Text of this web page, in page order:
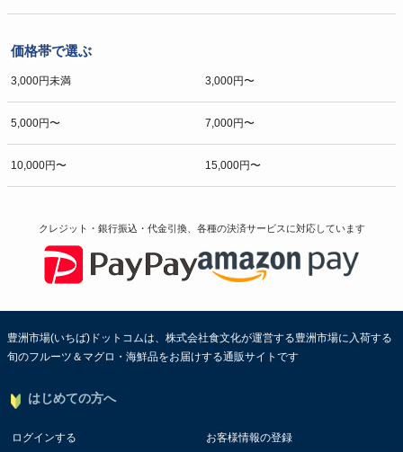
価格帯で選ぶ
3,000円未満 3,000円〜
5,000円〜 7,000円〜
10,000円〜 15,000円〜
クレジット・銀行振込・代金引換、各種の決済サービスに対応しています
豊洲市場(いちば)ドットコムは、株式会社食文化が運営する豊洲市場に入荷する
旬のフルーツ＆マグロ・海鮮品をお届けする通販サイトです
はじめての方へ
ログインする お客様情報の登録